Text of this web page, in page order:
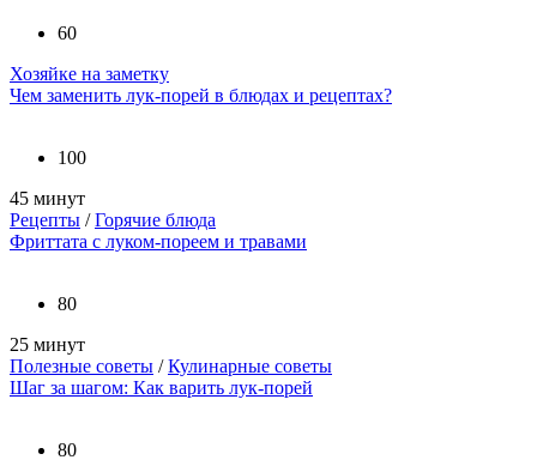
60
Хозяйке на заметку
Чем заменить лук-порей в блюдах и рецептах?
100
45 минут
Рецепты /Горячие блюда
Фриттата с луком-пореем и травами
80
25 минут
Полезные советы /Кулинарные советы
Шаг за шагом: Как варить лук-порей
80